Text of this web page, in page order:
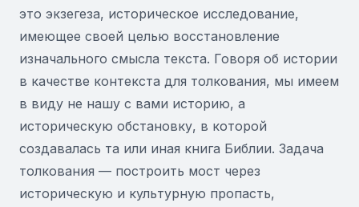
это экзегеза, историческое исследование,
имеющее своей целью восстановление
изначального смысла текста. Говоря об истории
в качестве контекста для толкования, мы имеем
в виду не нашу с вами историю, а
историческую обстановку, в которой
создавалась та или иная книга Библии. Задача
толкования — построить мост через
историческую и культурную пропасть,